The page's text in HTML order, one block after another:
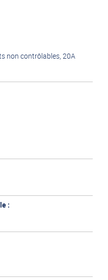
non contrôlables, 20A
: